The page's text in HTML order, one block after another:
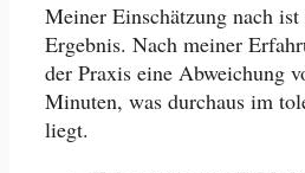
Meiner Einschätzung nach ist
Ergebnis. Nach meiner
der Praxis eine Abweichung
Minuten, was durchaus im
liegt.